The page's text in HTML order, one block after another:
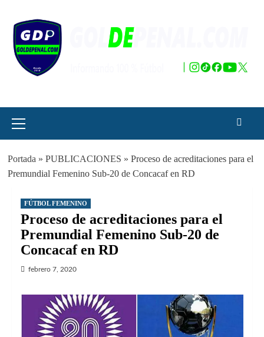
contenido
principal
Portada » PUBLICACIONES » Proceso de acreditaciones para el
Premundial Femenino Sub-20 de Concacaf en RD
FÚTBOL FEMENINO
Proceso de acreditaciones para el
Premundial Femenino Sub-20 de
Concacaf en RD
febrero 7, 2020